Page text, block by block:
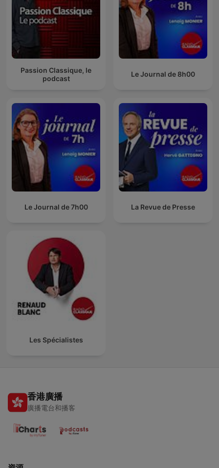
Passion Classique, le
podcast
Le Journal de 8h00
Le Journal de 7h00 La Revue de Presse
Les Spécialistes
香港廣播
廣播電台和播客